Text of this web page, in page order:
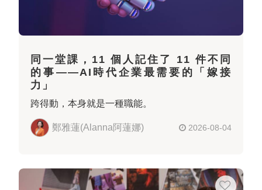
同一堂課，11 個人記住了 11 件不同
的事——AI時代企業最需要的「嫁接
力」
跨得動，本身就是一種職能。
鄭雅蓮(Alanna阿蓮娜) 2026-08-04